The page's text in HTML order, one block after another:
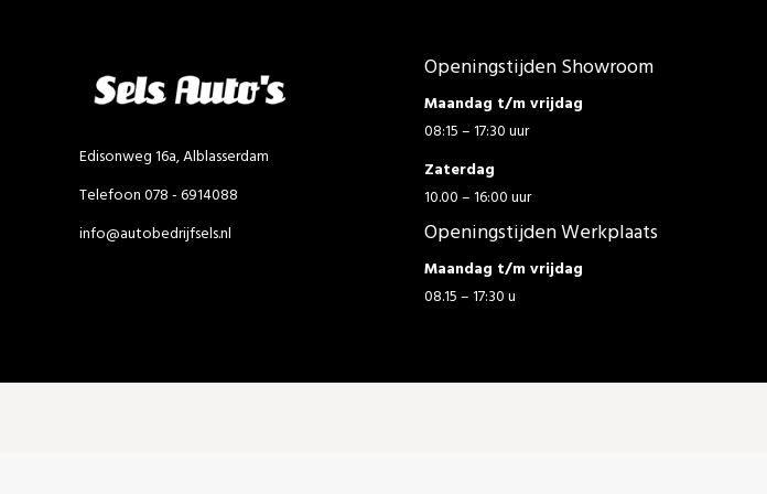
Edisonweg 16a, Alblasserdam
Telefoon 078 - 6914088
info@autobedrijfsels.nl
Openingstijden Showroom
Maandag t/m vrijdag
08:15 – 17:30 uur
Zaterdag
10.00 – 16:00 uur
Openingstijden Werkplaats
Maandag t/m vrijdag
08.15 – 17:30 u